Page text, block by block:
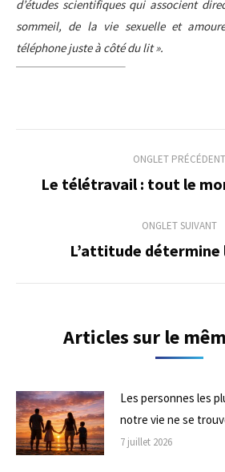
d’études scientifiques qui associent
sommeil, de la vie sexuelle et
téléphone juste à côté du lit ».
de
commentaire
ONGLET PRÉCÉDENT
Onglet
Le télétravail : tout le
ONGLET SUIVANT
Onglet
L’attitude détermine
Articles sur le
Les personnes les
notre vie ne se
7 juillet 2026